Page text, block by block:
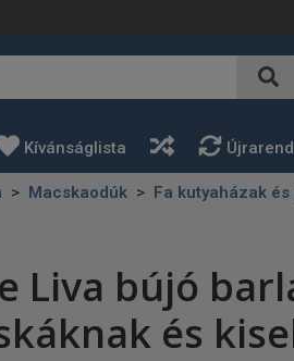
Kívánságlista
Macskaodúk
Fa kutyaházak
Liva bújó
és